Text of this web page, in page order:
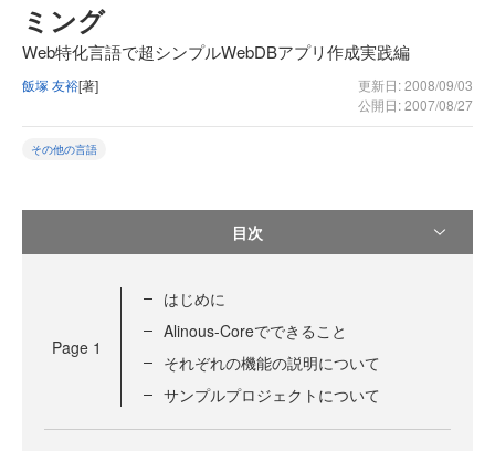
ミング
Web特化言語で超シンプルWebDBアプリ作成実践編
飯塚 友裕[著]
更新日: 2008/09/03
公開日: 2007/08/27
その他の言語
目次
Page 1
はじめに
Alinous-Coreでできること
それぞれの機能の説明について
サンプルプロジェクトについて